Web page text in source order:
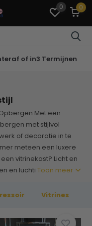
0 0
Termijnen
Met een
met stijlvol
of decoratie in te
meteen een luxere
vitrinekast? Licht en
en luchtiToon meer
Vitrines